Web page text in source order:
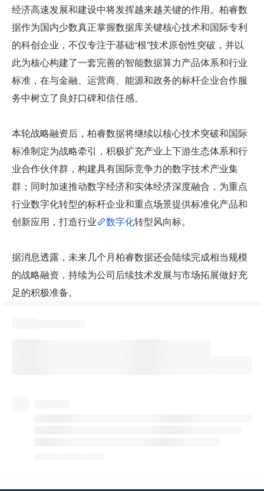
经济高速发展和建设中将发挥越来越关键的作用。柏睿数
据作为国内少数真正掌握数据库关键核心技术和国际专利
的科创企业，不仅专注于基础“根”技术原创性突破，并以
此为核心构建了一套完善的智能数据算力产品体系和行业
标准，在与金融、运营商、能源和政务的标杆企业合作服
务中树立了良好口碑和信任感。
本轮战略融资后，柏睿数据将继续以核心技术突破和国际
标准制定为战略牵引，积极扩充产业上下游生态体系和行
业合作伙伴群，构建具有国际竞争力的数字技术产业集
群；同时加速推动数字经济和实体经济深度融合，为重点
行业数字化转型的标杆企业和重点场景提供标准化产品和
创新应用，打造行业
数字化转型风向标。
据消息透露，未来几个月柏睿数据还会陆续完成相当规模
的战略融资，持续为公司后续技术发展与市场拓展做好充
足的积极准备。